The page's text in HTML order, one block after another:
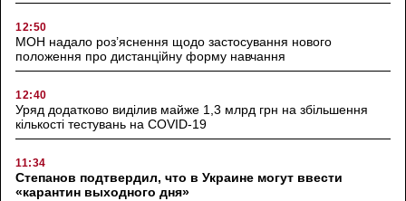
12:50
МОН надало роз’яснення щодо застосування нового
положення про дистанційну форму навчання
12:40
Уряд додатково виділив майже 1,3 млрд грн на збільшення
кількості тестувань на COVID-19
11:34
Степанов подтвердил, что в Украине могут ввести
«карантин выходного дня»